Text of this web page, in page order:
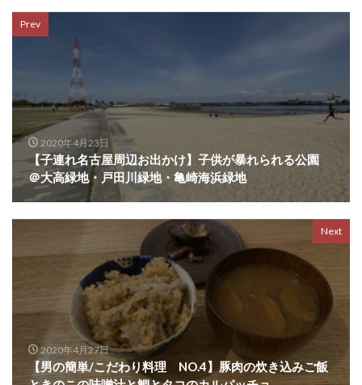
Prev
2020年4月23日
【子連れ名古屋周辺お出かけ】子供が暴れられる公園
＠大高緑地・戸田川緑地・亀崎海浜緑地
Next
2020年4月27日
【男の簡単/こだわり料理 NO.4】豚肉の炊き込みご飯